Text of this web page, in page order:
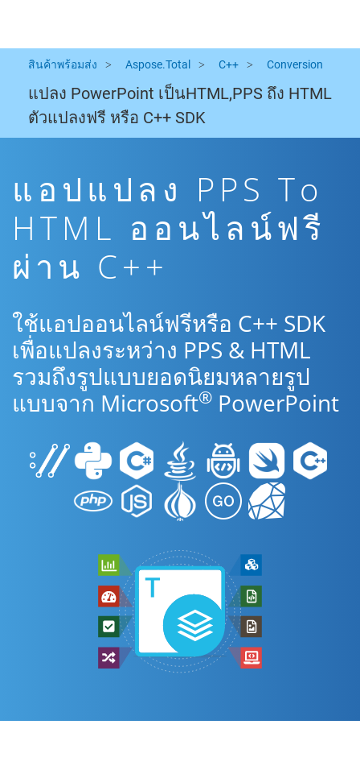
สินค้าพร้อมส่ง Aspose.Total C++ Conversion
แปลง PowerPoint เป็นHTML,PPS ถึง HTML
ตัวแปลงฟรี หรือ C++ SDK
แอปแปลง PPS To
HTML ออนไลน์ฟรี
ผ่าน C++
ใช้แอปออนไลน์ฟรีหรือ C++ SDK
เพื่อแปลงระหว่าง PPS & HTML
รวมถึงรูปแบบยอดนิยมหลายรูป
แบบจาก Microsoft® PowerPoint